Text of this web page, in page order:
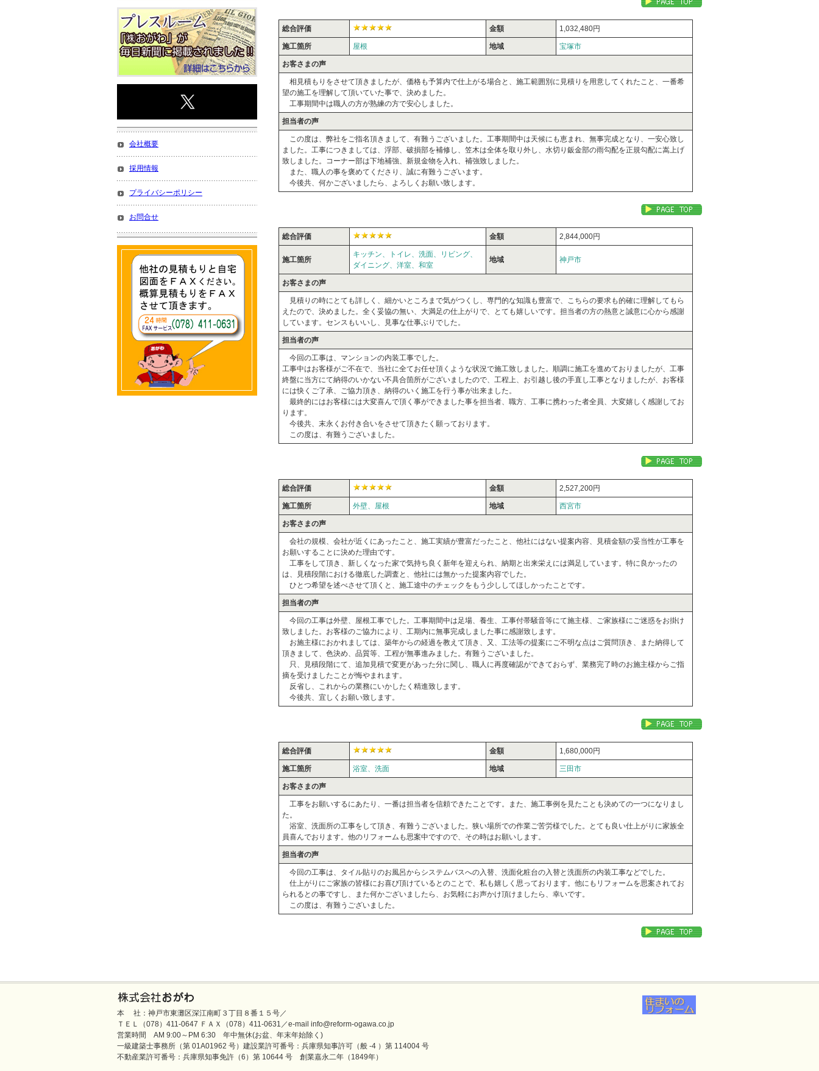
総合評価 金額 1,032,480円
施工箇所 屋根 地域 宝塚市
お客さまの声
相見積もりをさせて頂きましたが、価格も予算内で仕上がる場合と、施工範囲別に見積りを用意してくれたこと、一番希
望の施工を理解して頂いていた事で、決めました。
工事期間中は職人の方が熟練の方で安心しました。
担当者の声
この度は、弊社をご指名頂きまして、有難うございました。工事期間中は天候にも恵まれ、無事完成となり、一安心致し
ました。工事につきましては、浮部、破損部を補修し、笠木は全体を取り外し、水切り鈑金部の雨勾配を正規勾配に嵩上げ
致しました。コーナー部は下地補強、新規金物を入れ、補強致しました。
また、職人の事を褒めてくださり、誠に有難うございます。
今後共、何かございましたら、よろしくお願い致します。
総合評価 金額 2,844,000円
施工箇所
キッチン、トイレ、洗面、リビング、
ダイニング、洋室、和室
地域 神戸市
お客さまの声
見積りの時にとても詳しく、細かいところまで気がつくし、専門的な知識も豊富で、こちらの要求も的確に理解してもら
えたので、決めました。全く妥協の無い、大満足の仕上がりで、とても嬉しいです。担当者の方の熱意と誠意に心から感謝
しています。センスもいいし、見事な仕事ぶりでした。
担当者の声
今回の工事は、マンションの内装工事でした。
工事中はお客様がご不在で、当社に全てお任せ頂くような状況で施工致しました。順調に施工を進めておりましたが、工事
終盤に当方にて納得のいかない不具合箇所がございましたので、工程上、お引越し後の手直し工事となりましたが、お客様
には快くご了承、ご協力頂き、納得のいく施工を行う事が出来ました。
最終的にはお客様には大変喜んで頂く事ができました事を担当者、職方、工事に携わった者全員、大変嬉しく感謝してお
ります。
今後共、末永くお付き合いをさせて頂きたく願っております。
この度は、有難うございました。
総合評価 金額 2,527,200円
施工箇所 外壁、屋根 地域 西宮市
お客さまの声
会社の規模、会社が近くにあったこと、施工実績が豊富だったこと、他社にはない提案内容、見積金額の妥当性が工事を
お願いすることに決めた理由です。
工事をして頂き、新しくなった家で気持ち良く新年を迎えられ、納期と出来栄えには満足しています。特に良かったの
は、見積段階における徹底した調査と、他社には無かった提案内容でした。
ひとつ希望を述べさせて頂くと、施工途中のチェックをもう少ししてほしかったことです。
担当者の声
今回の工事は外壁、屋根工事でした。工事期間中は足場、養生、工事付帯騒音等にて施主様、ご家族様にご迷惑をお掛け
致しました。お客様のご協力により、工期内に無事完成しました事に感謝致します。
お施主様におかれましては、築年からの経過を教えて頂き、又、工法等の提案にご不明な点はご質問頂き、また納得して
頂きまして、色決め、品質等、工程が無事進みました。有難うございました。
只、見積段階にて、追加見積で変更があった分に関し、職人に再度確認ができておらず、業務完了時のお施主様からご指
摘を受けましたことが悔やまれます。
反省し、これからの業務にいかしたく精進致します。
今後共、宜しくお願い致します。
総合評価 金額 1,680,000円
施工箇所 浴室、洗面 地域 三田市
お客さまの声
工事をお願いするにあたり、一番は担当者を信頼できたことです。また、施工事例を見たことも決めての一つになりまし
た。
浴室、洗面所の工事をして頂き、有難うございました。狭い場所での作業ご苦労様でした。とても良い仕上がりに家族全
員喜んでおります。他のリフォームも思案中ですので、その時はお願いします。
担当者の声
今回の工事は、タイル貼りのお風呂からシステムバスへの入替、洗面化粧台の入替と洗面所の内装工事などでした。
仕上がりにご家族の皆様にお喜び頂けているとのことで、私も嬉しく思っております。他にもリフォームを思案されてお
られるとの事ですし、また何かございましたら、お気軽にお声かけ頂けましたら、幸いです。
この度は、有難うございました。
会社概要
採用情報
プライバシーポリシー
お問合せ
本 社：神戸市東灘区深江南町３丁目８番１５号／
ＴＥＬ（078）411-0647 ＦＡＸ（078）411-0631／e-mail info@reform-ogawa.co.jp
営業時間 AM 9:00～PM 6:30 年中無休(お盆、年末年始除く)
一級建築士事務所（第 01A01962 号）建設業許可番号：兵庫県知事許可（般 -4 ）第 114004 号
不動産業許可番号：兵庫県知事免許（6）第 10644 号 創業嘉永二年（1849年）